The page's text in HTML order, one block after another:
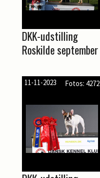
DKK-udstilling
Roskilde september
11-11-2023 Fotos: 4272